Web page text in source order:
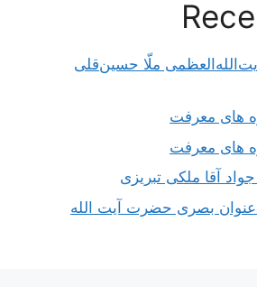
ملّا حسین‌قلی
های معرفت
های معرفت
آقا ملکی تبریزی
بصری حضرت آیت الله